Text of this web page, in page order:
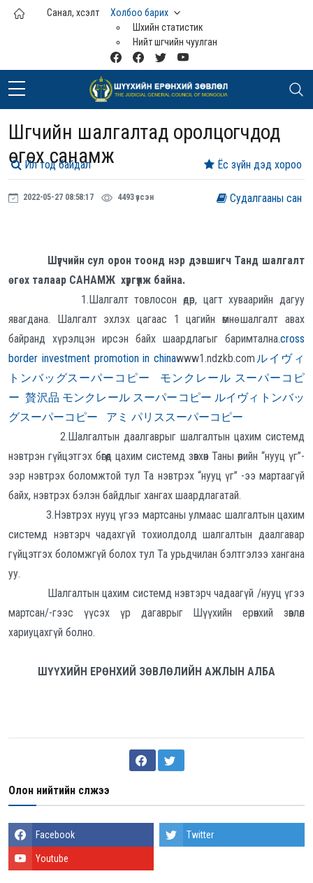
Үндсэн агуулга руу шилжих
Санал, хүсэлт
Холбоо барих
Шүүхийн статистик
Нийт шүүгчийн чуулган
Шүүгчийн шалгалтад оролцогчдод
өгөх санамж
2022-05-27 08:58:17 4493 үзсэн
Шүүгчийн сул орон тоонд нэр дэвшигч Танд шалгалт
өгөх талаар САНАМЖ хүргүүлж байна.
1.Шалгалт товлосон өдөр, цагт хуваарийн дагуу
явагдана. Шалгалт эхлэх цагаас 1 цагийн өмнө шалгалт авах
байранд хүрэлцэн ирсэн байх шаардлагыг баримтална.cross
border investment promotion in chinawww1.ndzkb.com ルイヴィ
トンバッグスーパーコピー
モンクレール スーパーコピ
ー 贅沢品 モンクレール スーパーコピー ルイヴィトンバッ
グスーパーコピー
アミ パリススーパーコピー
2.Шалгалтын даалгаврыг шалгалтын цахим системд
нэвтрэн гүйцэтгэх бөгөөд цахим системд зөвхөн Таны өөрийн “нууц үг”-
ээр нэвтрэх боломжтой тул Та нэвтрэх “нууц үг” -ээ мартаагүй
байх, нэвтрэх бэлэн байдлыг хангах шаардлагатай.
3.Нэвтрэх нууц үгээ мартсаны улмаас шалгалтын цахим
системд нэвтэрч чадахгүй тохиолдолд шалгалтын даалгавар
гүйцэтгэх боломжгүй болох тул Та урьдчилан бэлтгэлээ хангана
уу.
Шалгалтын цахим системд нэвтэрч чадаагүй /нууц үгээ
мартсан/-гээс үүсэх үр дагаврыг Шүүхийн ерөнхий зөвлөл
хариуцахгүй болно.
ШҮҮХИЙН ЕРӨНХИЙ ЗӨВЛӨЛИЙН АЖЛЫН АЛБА
Олон нийтийн сүлжээ
Facebook Twitter
Youtube
Судалгааны сан
Ёс зүйн дэд хороо
Ил тод байдал